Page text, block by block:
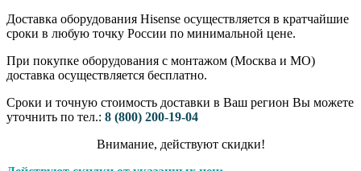
Доставка оборудования Hisense осуществляется в кратчайшие
сроки в любую точку России по минимальной цене.
При покупке оборудования с монтажом (Москва и МО)
доставка осуществляется бесплатно.
Сроки и точную стоимость доставки в Ваш регион Вы можете
уточнить по тел.: 8 (800) 200-19-04
Внимание,​ действуют​ скидки!